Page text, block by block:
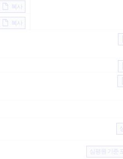
복사
복사
심평원 기준